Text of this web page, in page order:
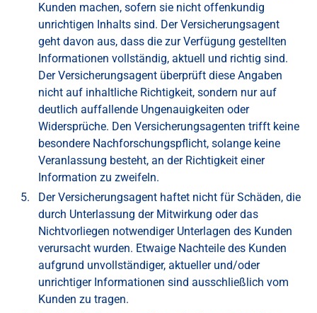
Kunden machen, sofern sie nicht offenkundig
unrichtigen Inhalts sind. Der Versicherungsagent
geht davon aus, dass die zur Verfügung gestellten
Informationen vollständig, aktuell und richtig sind.
Der Versicherungsagent überprüft diese Angaben
nicht auf inhaltliche Richtigkeit, sondern nur auf
deutlich auffallende Ungenauigkeiten oder
Widersprüche. Den Versicherungsagenten trifft keine
besondere Nachforschungspflicht, solange keine
Veranlassung besteht, an der Richtigkeit einer
Information zu zweifeln.
Der Versicherungsagent haftet nicht für Schäden, die
durch Unterlassung der Mitwirkung oder das
Nichtvorliegen notwendiger Unterlagen des Kunden
verursacht wurden. Etwaige Nachteile des Kunden
aufgrund unvollständiger, aktueller und/oder
unrichtiger Informationen sind ausschließlich vom
Kunden zu tragen.